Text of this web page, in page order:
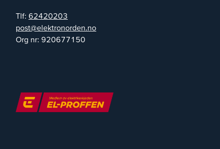
Tlf: 62420203
on.nedronortkele@tsop
Org nr: 920677150